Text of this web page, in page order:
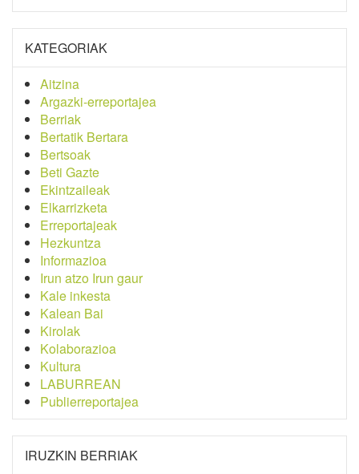
KATEGORIAK
Aitzina
Argazki-erreportajea
Berriak
Bertatik Bertara
Bertsoak
Beti Gazte
Ekintzaileak
Elkarrizketa
Erreportajeak
Hezkuntza
Informazioa
Irun atzo Irun gaur
Kale inkesta
Kalean Bai
Kirolak
Kolaborazioa
Kultura
LABURREAN
Publierreportajea
IRUZKIN BERRIAK